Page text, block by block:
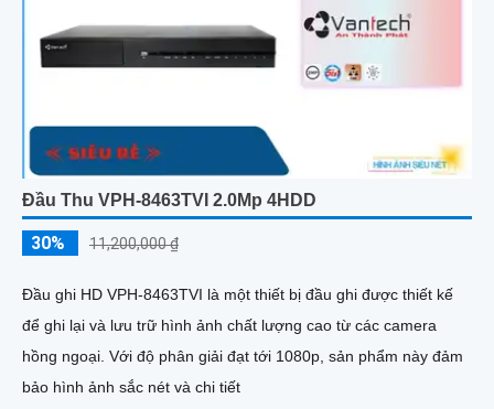
Đầu Thu VPH-8463TVI 2.0Mp 4HDD
30% 11,200,000 ₫
Đầu ghi HD VPH-8463TVI là một thiết bị đầu ghi được thiết kế
để ghi lại và lưu trữ hình ảnh chất lượng cao từ các camera
hồng ngoại. Với độ phân giải đạt tới 1080p, sản phẩm này đảm
bảo hình ảnh sắc nét và chi tiết